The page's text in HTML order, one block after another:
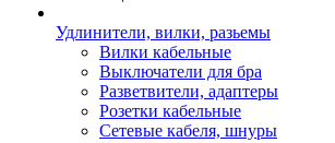
Удлинители, вилки, разьемы
Вилки кабельные
Выключатели для бра
Разветвители, адаптеры
Розетки кабельные
Сетевые кабеля, шнуры